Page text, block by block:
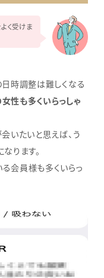
く受けま
日時調整は難しくなる
性も多くいらっしゃ
いたいと思えば、う
ります。
会員様も多くいらっ